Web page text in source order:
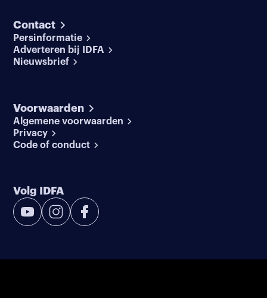
Contact
Persinformatie
Adverteren bij IDFA
Nieuwsbrief
Voorwaarden
Algemene voorwaarden
Privacy
Code of conduct
Volg IDFA